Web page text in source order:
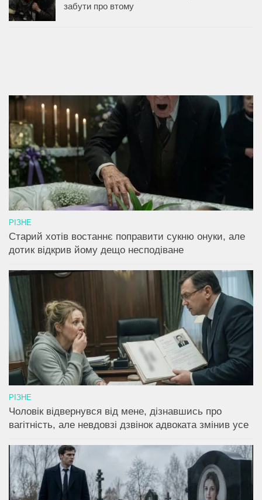
забути про втому
РІЗНЕ
Старий хотів востаннє поправити сукню онуки, але
дотик відкрив йому дещо несподіване
РІЗНЕ
Чоловік відвернувся від мене, дізнавшись про
вагітність, але невдовзі дзвінок адвоката змінив усе